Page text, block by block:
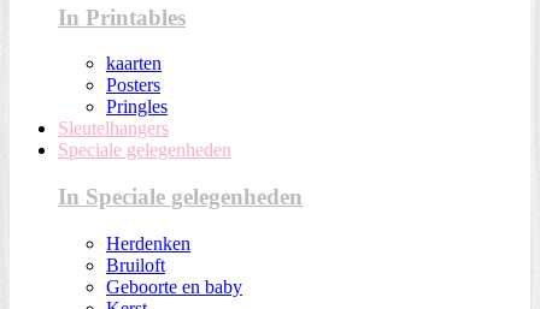
In Printables
kaarten
Posters
Pringles
Sleutelhangers
Speciale gelegenheden
In Speciale gelegenheden
Herdenken
Bruiloft
Geboorte en baby